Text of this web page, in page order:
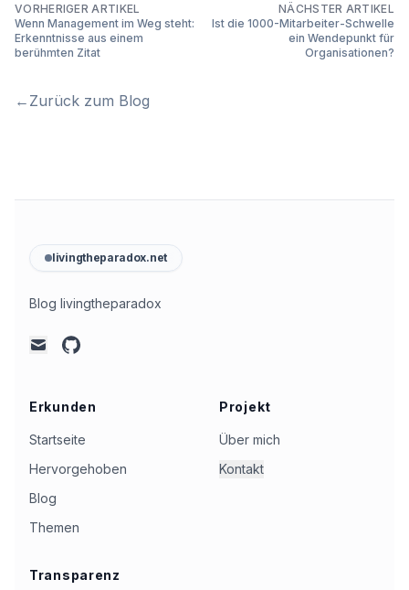
VORHERIGER ARTIKEL
Wenn Management im Weg steht:
Erkenntnisse aus einem
berühmten Zitat
NÄCHSTER ARTIKEL
Ist die 1000-Mitarbeiter-Schwelle
ein Wendepunkt für
Organisationen?
← Zurück zum Blog
livingtheparadox.net
Blog livingtheparadox
mail
github
Erkunden
Startseite
Hervorgehoben
Blog
Themen
Projekt
Über mich
Kontakt
Transparenz